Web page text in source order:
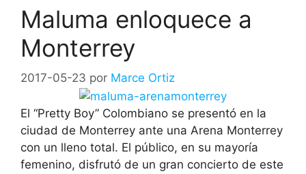
Maluma enloquece a
Monterrey
2017-05-23 por Marce Ortiz
El “Pretty Boy” Colombiano se presentó en la
ciudad de Monterrey ante una Arena Monterrey
con un lleno total. El público, en su mayoría
femenino, disfrutó de un gran concierto de este